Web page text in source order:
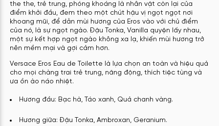
the the, trẻ trung, phóng khoáng là nhân vật còn lại của
điểm khởi đầu, đem theo một chút hậu vị ngọt ngọt nơi
khoang mũi, để dẫn mùi hương của Eros vào với chủ điểm
của nó, là sự ngọt ngào. Đậu Tonka, Vanilla quyện lấy nhau,
một sự kết hợp ngọt ngào không xa lạ, khiến mùi hương trở
nên mềm mại và gợi cảm hơn.
Versace Eros Eau de Toilette là lựa chọn an toàn và hiệu quả
cho mọi chàng trai trẻ trung, năng động, thích tiệc tùng và
ưa ồn ào náo nhiệt.
Hương đầu: Bạc hà, Táo xanh, Quả chanh vàng.
Hương giữa: Đậu Tonka, Ambroxan, Geranium.